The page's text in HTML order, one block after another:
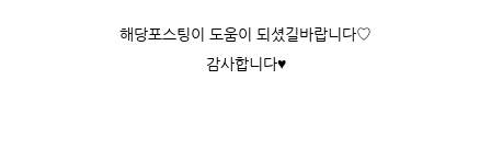
해당포스팅이 도움이 되셨길바랍니다♡
감사합니다♥